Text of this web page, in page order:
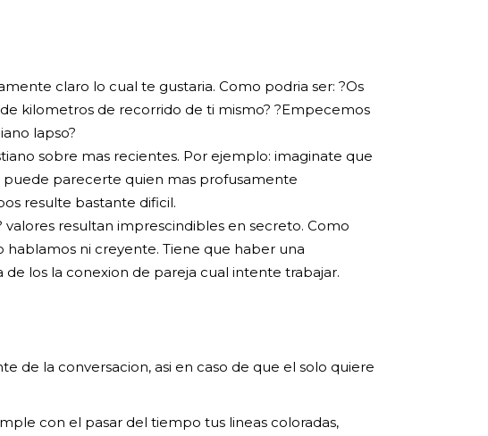
claro lo cual te gustaria. Como podri­a ser: ?Os
kilometros de recorrido de ti mismo? ?Empecemos
lapso?
sobre mas recientes. Por ejemplo: imaginate que
puede parecerte quien mas profusamente
resulte bastante dificil.
resultan imprescindibles en secreto. Como
hablamos ni creyente. Tiene que haber una
los la conexion de pareja cual intente trabajar.
de la conversacion, asi en caso de que el solo quiere
con el pasar del tiempo tus lineas coloradas,